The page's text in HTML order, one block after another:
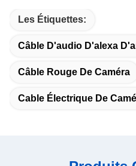
Les Étiquettes:
Câble D'audio D'alexa
Câble Rouge De Caméra
Cable Électrique De